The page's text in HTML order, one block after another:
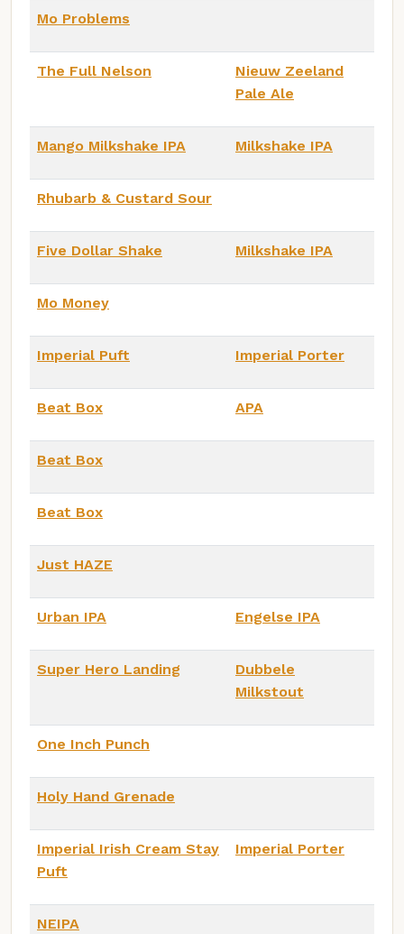
Mo Problems
The Full Nelson
Nieuw Zeeland
Pale Ale
Mango Milkshake IPA Milkshake IPA
Rhubarb & Custard Sour
Five Dollar Shake Milkshake IPA
Mo Money
Imperial Puft Imperial Porter
Beat Box APA
Beat Box
Beat Box
Just HAZE
Urban IPA Engelse IPA
Super Hero Landing
Dubbele
Milkstout
One Inch Punch
Holy Hand Grenade
Imperial Irish Cream Stay
Puft
Imperial Porter
NEIPA